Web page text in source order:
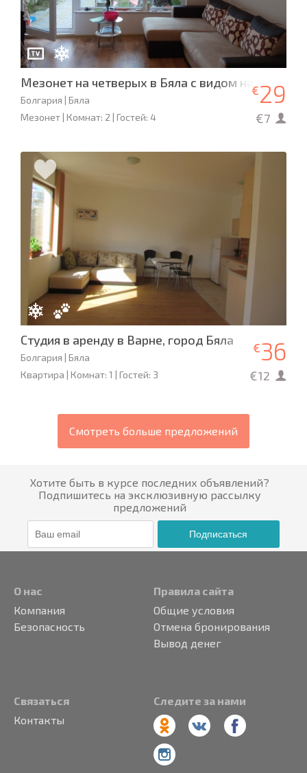
Мезонет на четверых в Бяла с видом на море
Болгария | Бяла
Мезонет | Комнат: 2 | Гостей: 4
€29
€7
Студия в аренду в Варне, город Бяла
Болгария | Бяла
Квартира | Комнат: 1 | Гостей: 3
€36
€12
Смотреть больше предложений
Хотите быть в курсе последних объявлений?
Подпишитесь на эксклюзивную рассылку
предложений
Подписаться
О нас
Компания
Безопасность
Правила сайта
Общие условия
Отмена бронирования
Вывод денег
Связаться
Контакты
Следите за нами